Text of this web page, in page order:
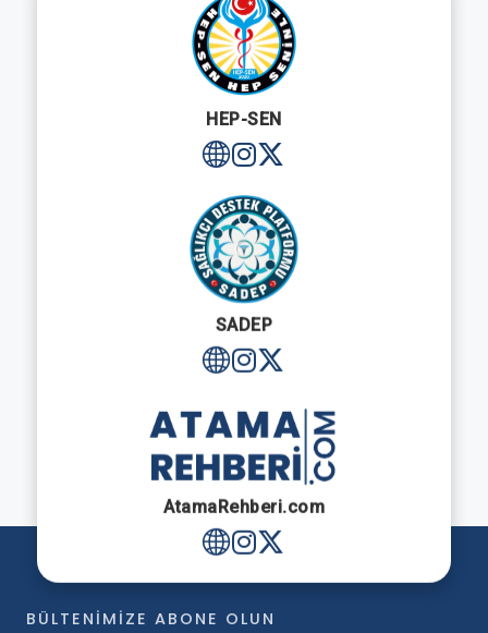
HEP-SEN
SADEP
AtamaRehberi.com
BÜLTENIMIZE ABONE OLUN